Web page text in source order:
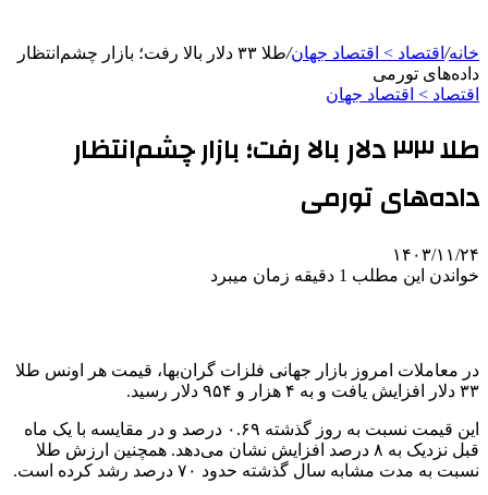
خانه/ اقتصاد > اقتصاد جهان/
طلا ۳۳ دلار بالا رفت؛ بازار چشم‌انتظار
داده‌های تورمی
اقتصاد > اقتصاد جهان
طلا ۳۳ دلار بالا رفت؛ بازار چشم‌انتظار
داده‌های تورمی
۱۴۰۳/۱۱/۲۴
خواندن این مطلب 1 دقیقه زمان میبرد
در معاملات امروز بازار جهانی فلزات گران‌بها، قیمت هر اونس طلا
۳۳ دلار افزایش یافت و به ۴ هزار و ۹۵۴ دلار رسید.
این قیمت نسبت به روز گذشته ۰.۶۹ درصد و در مقایسه با یک ماه
قبل نزدیک به ۸ درصد افزایش نشان می‌دهد. همچنین ارزش طلا
نسبت به مدت مشابه سال گذشته حدود ۷۰ درصد رشد کرده است.